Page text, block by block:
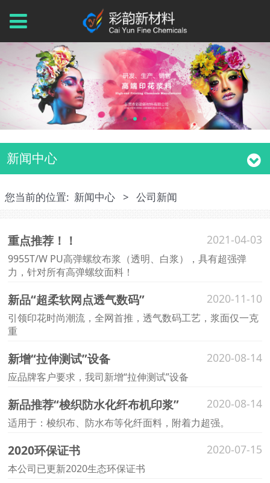
新闻中心
您当前的位置: 新闻中心 > 公司新闻
重点推荐！！ 2021-04-03
9955T/W PU高弹螺纹布浆（透明、白浆），具有超强弹
力，针对所有高弹螺纹面料！
新品“超柔软网点透气数码” 2020-11-10
引领印花时尚潮流，全网首推，透气数码工艺，浆面仅一克
重
新增“拉伸测试”设备 2020-08-14
应品牌客户要求，我司新增“拉伸测试”设备
新品推荐“梭织防水化纤布机印浆” 2020-08-14
适用于：梭织布、防水布等化纤面料，附着力超强。
2020环保证书 2020-07-15
本公司已更新2020生态环保证书